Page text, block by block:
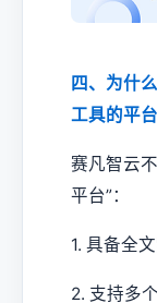
四、为什么
工具的平台
赛凡智云
平台”：
1. 具备全
2. 支持多